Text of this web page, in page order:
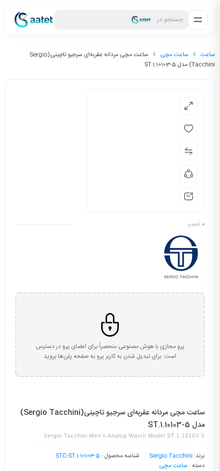
جستجو در
ساعت ساعت مچی
ساعت مچی مردانه عقربه‌ای سرجیو تاچینی(Sergio
Tacchini) مدل ST.1.10103-5
0 تصویر
پرو مجازی با هوش مصنوعی منحصراً برای اعضای پرو در دسترس
است. برای تبدیل شدن به کاربر پرو به صفحه پلن‌ها بروید
ساعت مچی مردانه عقربه‌ای سرجیو تاچینی(Sergio Tacchini)
مدل ST.1.10103-5
Sergio Tacchini Men's Analog Watch Model ST.1.10103-5
برند: Sergio Tacchini شناسه محصول : STC-ST.1.10103-5
دسته : ساعت مچی